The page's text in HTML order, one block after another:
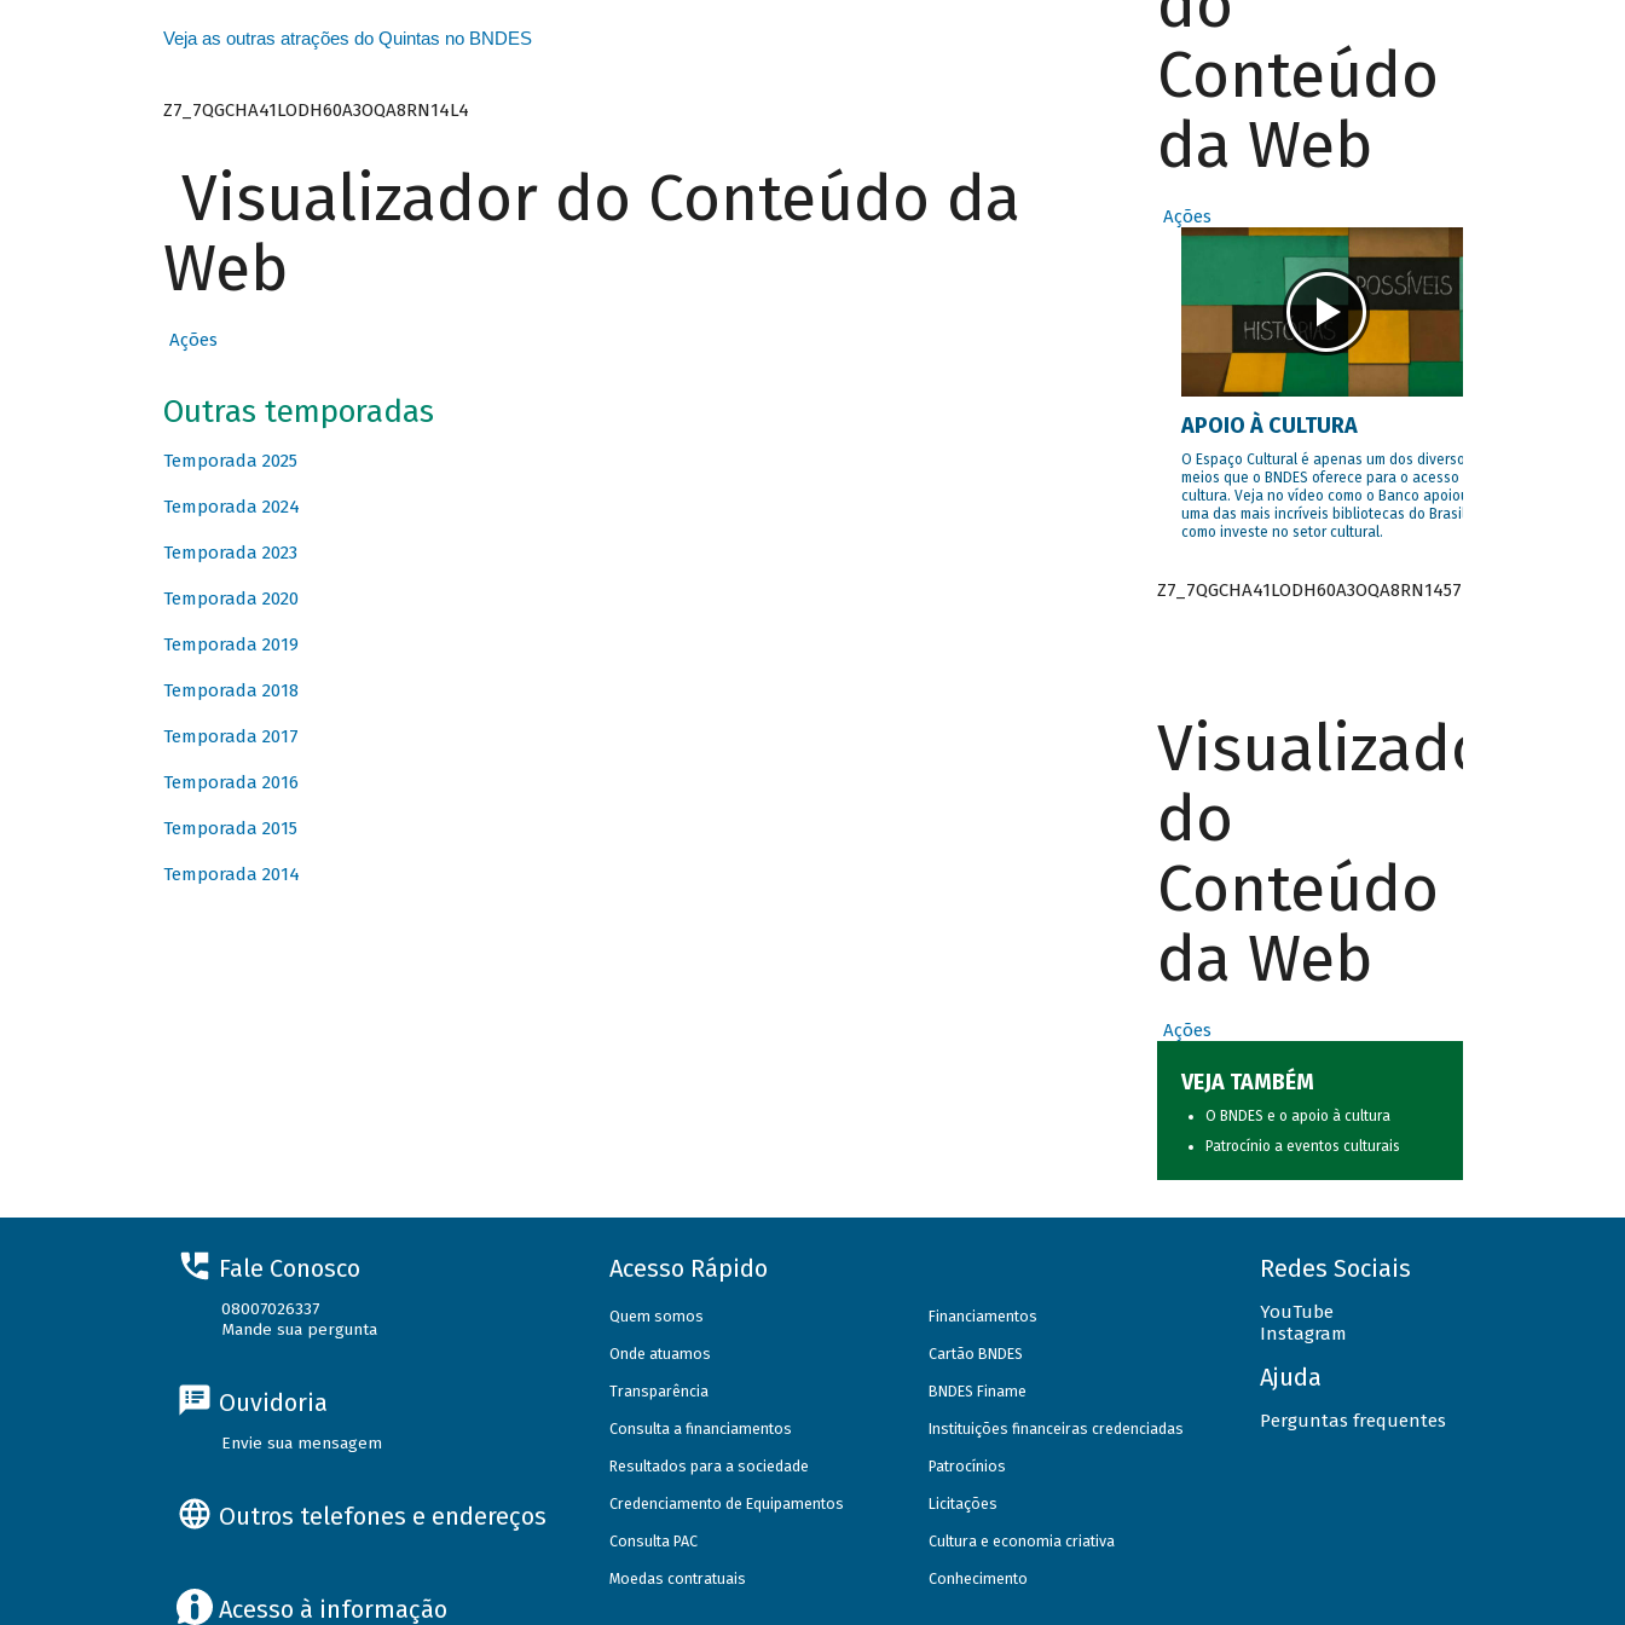
Veja as outras atrações do Quintas no BNDES
Z7_7QGCHA41LODH60A3OQA8RN14L4
Visualizador do Conteúdo da
Web
Ações
Outras temporadas
Temporada 2025
Temporada 2024
Temporada 2023
Temporada 2020
Temporada 2019
Temporada 2018
Temporada 2017
Temporada 2016
Temporada 2015
Temporada 2014
Conteúdo
da Web
Ações
APOIO À CULTURA
O Espaço Cultural é apenas um dos diversos
meios que o BNDES oferece para o acesso à
cultura. Veja no vídeo como o Banco apoiou
uma das mais incríveis bibliotecas do Brasil e
como investe no setor cultural.
Z7_7QGCHA41LODH60A3OQA8RN1457
Visualizador
do
Conteúdo
da Web
Ações
VEJA TAMBÉM
O BNDES e o apoio à cultura
Patrocínio a eventos culturais
Fale Conosco
08007026337
Mande sua pergunta
Ouvidoria
Envie sua mensagem
Outros telefones e endereços
Acesso à informação
Acesso Rápido
Quem somos
Onde atuamos
Transparência
Consulta a financiamentos
Resultados para a sociedade
Credenciamento de Equipamentos
Consulta PAC
Moedas contratuais
Financiamentos
Cartão BNDES
BNDES Finame
Instituições financeiras credenciadas
Patrocínios
Licitações
Cultura e economia criativa
Conhecimento
Redes Sociais
YouTube
Instagram
Ajuda
Perguntas frequentes